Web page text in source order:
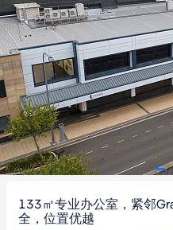
133㎡专业办公室，紧邻
全，位置优越